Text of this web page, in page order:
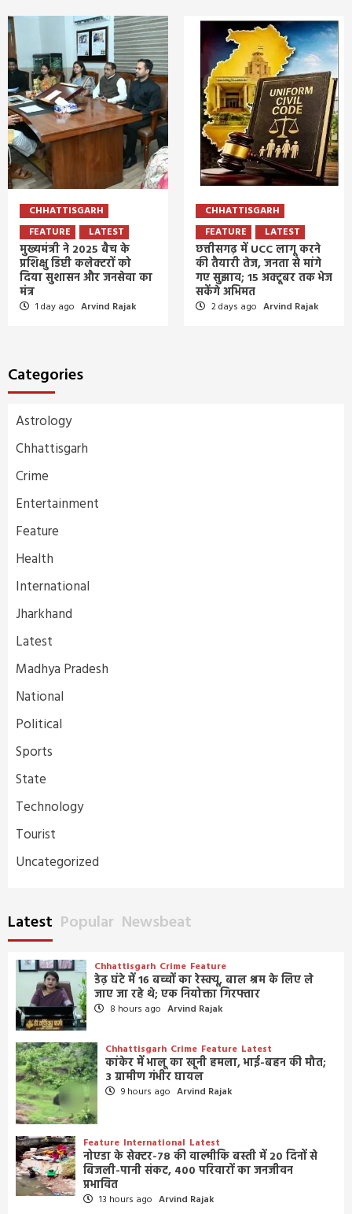
CHHATTISGARH
FEATURE
LATEST
मुख्यमंत्री ने 2025 बैच के
प्रशिक्षु डिप्टी कलेक्टरों को
दिया सुशासन और जनसेवा का
मंत्र
1 day ago Arvind Rajak
CHHATTISGARH
FEATURE
LATEST
छत्तीसगढ़ में UCC लागू करने
की तैयारी तेज, जनता से मांगे
गए सुझाव; 15 अक्टूबर तक भेज
सकेंगे अभिमत
2 days ago Arvind Rajak
Categories
Astrology
Chhattisgarh
Crime
Entertainment
Feature
Health
International
Jharkhand
Latest
Madhya Pradesh
National
Political
Sports
State
Technology
Tourist
Uncategorized
Latest Popular Newsbeat
Chhattisgarh Crime Feature
डेढ़ घंटे में 16 बच्चों का रेस्क्यू, बाल श्रम के लिए ले
जाए जा रहे थे; एक नियोक्ता गिरफ्तार
8 hours ago Arvind Rajak
Chhattisgarh Crime Feature Latest
कांकेर में भालू का खूनी हमला, भाई-बहन की मौत;
3 ग्रामीण गंभीर घायल
9 hours ago Arvind Rajak
Feature International Latest
नोएडा के सेक्टर-78 की वाल्मीकि बस्ती में 20 दिनों से
बिजली-पानी संकट, 400 परिवारों का जनजीवन
प्रभावित
13 hours ago Arvind Rajak